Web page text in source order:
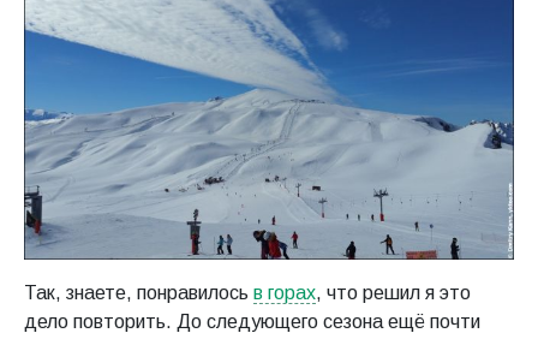
Так, знаете, понравилось в горах, что решил я это
дело повторить. До следующего сезона ещё почти